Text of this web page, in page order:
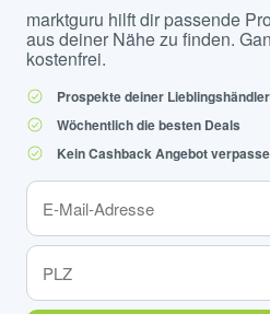
marktguru hilft dir passende
aus deiner Nähe zu finden.
kostenfrei.
Prospekte deiner Lieblingshändler
Wöchentlich die besten Deals
Kein Cashback Angebot